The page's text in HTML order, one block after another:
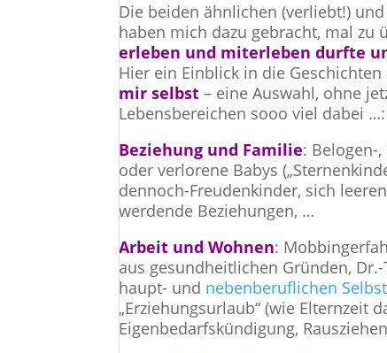
Die beiden ähnlichen (verliebt!)
haben mich dazu gebracht, mal zu
erleben und miterleben durfte
Hier ein Einblick in die
mir selbst – eine Auswahl, ohne
Lebensbereichen sooo viel dabei …:
Beziehung und Familie: Belogen-
oder verlorene Babys
dennoch-Freudenkinder, sich
werdende Beziehungen, …
Arbeit und Wohnen:
aus gesundheitlichen Gründen,
haupt- und nebenberuflichen
„Erziehungsurlaub“ (wie Elternzeit
Eigenbedarfskündigung,